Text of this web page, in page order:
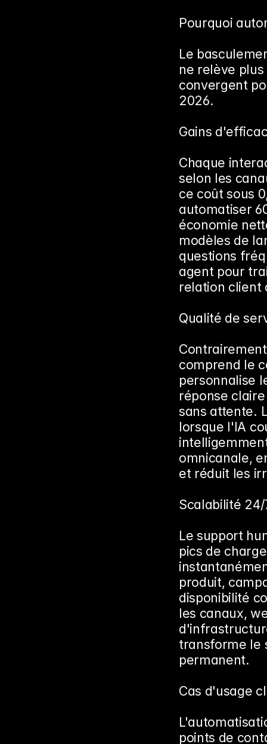
Pourquoi
Le
ne relève
convergent
2026.
Gains
Chaque
selon les
ce coût sous
automatiser
économie
modèles de
questions
agent pour
relation client
Qualité de
comprend le
personnalise
réponse
sans attente.
lorsque l'IA
omnicanale,
et réduit les
Scalabilité
Le support
pics de
produit,
disponibilité
les canaux,
transforme le
permanent.
Cas d'usage
points de